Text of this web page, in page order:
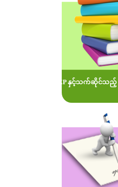
MOEP နှင့်သက်ဆိုင်သည့်